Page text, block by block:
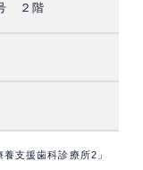
２階
支援歯科診療所2」